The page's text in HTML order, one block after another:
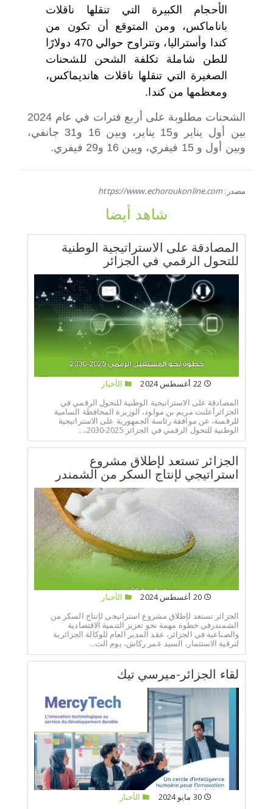
الأحجام الكبيرة التي تنقلها ناقلات
باناماكس، ومن المتوقع أن تكون من
كندا وأستراليا، وتتراوح حوالي 470 دولارًا
للطن شاملة تكلفة الشحن للشحنات
الصغيرة التي تنقلها ناقلات هانديماكس،
ومعظمها من كندا.
الشحنات مطلوبة على أربع فترات في عام 2024
بين أول يناير و15 يناير، وبين 16 و31 جانفي،
وبين أول و 15 فيفري، وبين 16 و29 فيفري.
مصدر:https://www.echoroukonline.com
شاهد أيضا
المصادقة على الاستراتيجية الوطنية
للتحول الرقمي في الجزائر
22 أغسطس 2024
الأخبار
المصادقة على الاستراتيجية الوطنية للتحول الرقمي في
الجزائرأعلنت مريم بن مولود، الوزيرة المحافظة السامية
للرقمنة، عن موافقة رئاسة الجمهورية على الاستراتيجية
الوطنية للتحول الرقمي في الجزائر 2025-2030،...
الجزائر تستعد لإطلاق مشروع
استراتيجي لإنتاج السكر من الشمندر
20 أغسطس 2024
الأخبار
الجزائر تستعد لإطلاق مشروع استراتيجي لإنتاج السكر من
الشمندرفي خطوة مهمة نحو تعزيز التنمية الاقتصادية
والصناعية في الجزائر، عقد المدير العام للوكالة الجزائرية
لترقية الاستثمار، السيد عمر ركاش، يوم الث...
لقاء الجزائر-ميرسي تيك
30 مايو 2024
الأخبار